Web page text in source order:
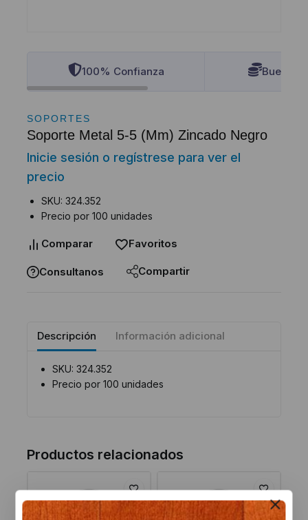
100% Confianza Buenos
SOPORTES
Soporte Metal 5-5 (Mm) Zincado Negro
Inicie sesión o regístrese para ver el
precio
SKU: 324.352
Precio por 100 unidades
Comparar Favoritos
Consultanos Compartir
Descripción Información adicional
SKU: 324.352
Precio por 100 unidades
Productos relacionados